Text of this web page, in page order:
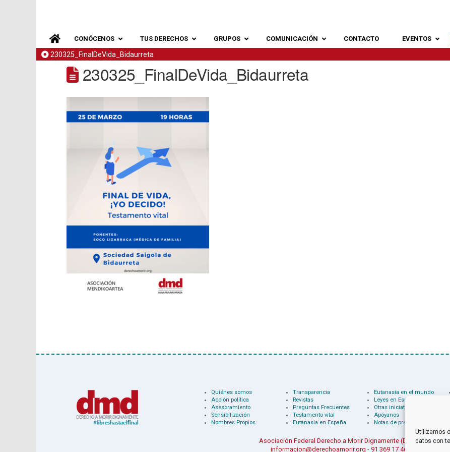
Utilizamos
datos con
CONÓCENOS TUS DERECHOS GRUPOS COMUNICACIÓN CONTACTO EVENTOS
230325_FinalDeVida_Bidaurreta
230325_FinalDeVida_Bidaurreta
Quiénes somos
Acción política
Asesoramiento
Sensibilización
Nombres Propios
Transparencia
Revistas
Preguntas Frecuentes
Testamento vital
Eutanasia en España
Eutanasia en el mundo
Leyes en España
Otras iniciativas
Apóyanos
Notas de prensa
Asociación Federal Derecho a Morir Dignamente (DMD)
informacion@derechoamorir.org - 91 369 17 46